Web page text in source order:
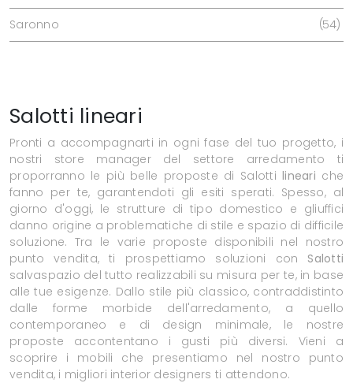
Saronno 54
Salotti lineari
Pronti a accompagnarti in ogni fase del tuo progetto, i
nostri store manager del settore arredamento ti
proporranno le più belle proposte di Salottilineari che
fanno per te, garantendoti gli esiti sperati. Spesso, al
giorno d'oggi, le strutture di tipo domestico e gliuffici
danno origine a problematiche di stile e spazio di difficile
soluzione. Tra le varie proposte disponibili nel nostro
punto vendita, ti prospettiamo soluzioni con Salotti
salvaspazio del tutto realizzabili su misura per te, in base
alle tue esigenze. Dallo stile più classico, contraddistinto
dalle forme morbide dell'arredamento, a quello
contemporaneo e di design minimale, le nostre
proposte accontentano i gusti più diversi. Vieni a
scoprire i mobili che presentiamo nel nostro punto
vendita, i migliori interior designers ti attendono.